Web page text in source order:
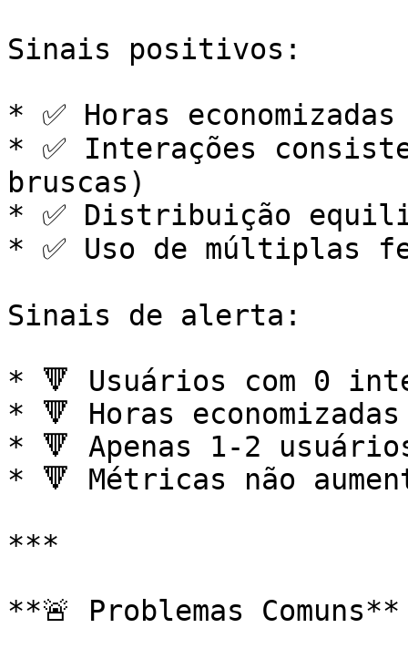
Sinais positivos:
* ✅ Horas economizadas
* ✅ Interações
bruscas)
* ✅ Distribuição
* ✅ Uso de múltiplas
Sinais de alerta:
* 🔻 Usuários com 0
* 🔻 Horas
* 🔻 Apenas 1-2
* 🔻 Métricas não
***
**🚨 Problemas Comuns**